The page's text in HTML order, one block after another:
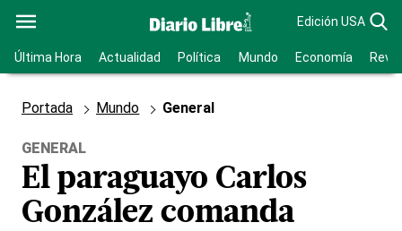
Edición USA
Última Hora Actualidad Política Mundo Economía
Portada Mundo General
GENERAL
El paraguayo Carlos
González comanda